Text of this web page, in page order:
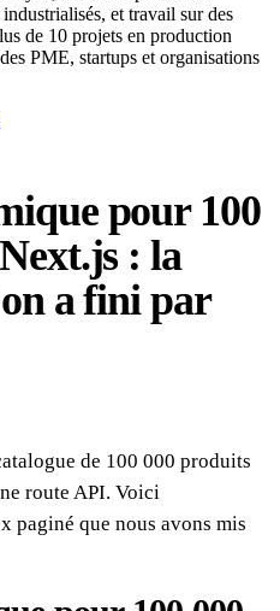
et travail sur des
de 10 projets en production
PME, startups et organisations
pour 100
: la
a fini par
de 100 000 produits
route API. Voici
paginé que nous avons mis